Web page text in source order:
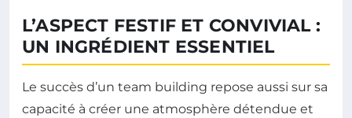
L’ASPECT FESTIF ET CONVIVIAL :
UN INGRÉDIENT ESSENTIEL
Le succès d’un team building repose aussi sur sa
capacité à créer une atmosphère détendue et